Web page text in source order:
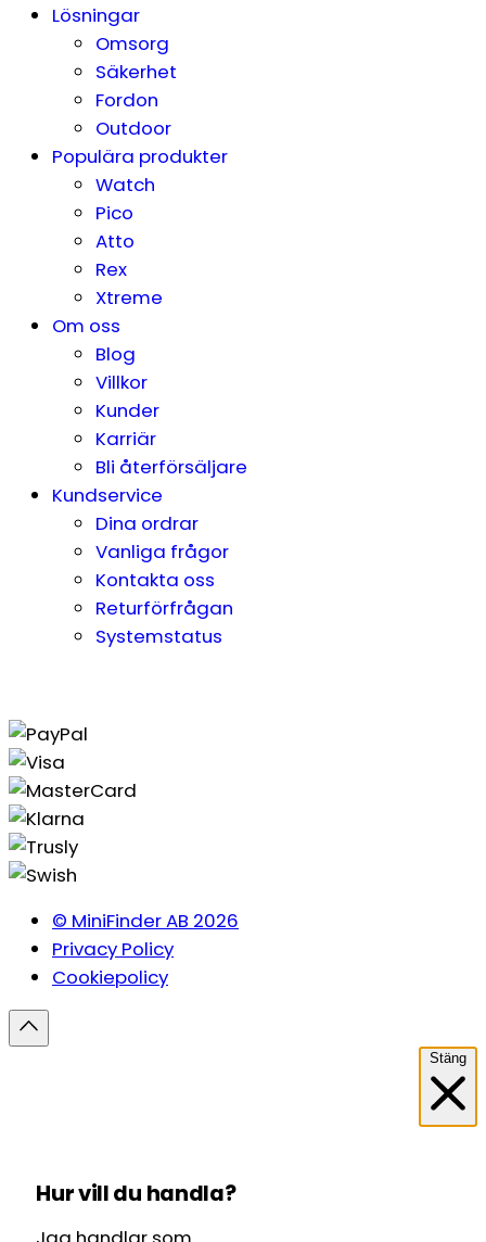
Lösningar
Omsorg
Säkerhet
Fordon
Outdoor
Populära produkter
Watch
Pico
Atto
Rex
Xtreme
Om oss
Blog
Villkor
Kunder
Karriär
Bli återförsäljare
Kundservice
Dina ordrar
Vanliga frågor
Kontakta oss
Returförfrågan
Systemstatus
© MiniFinder AB 2026
Privacy Policy
Cookiepolicy
Stäng
Hur vill du handla?